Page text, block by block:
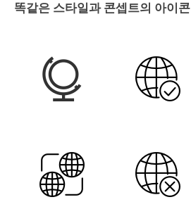
똑같은 스타일과 콘셉트의 아이콘